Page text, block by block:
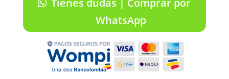
Tienes dudas | Comprar por
WhatsApp